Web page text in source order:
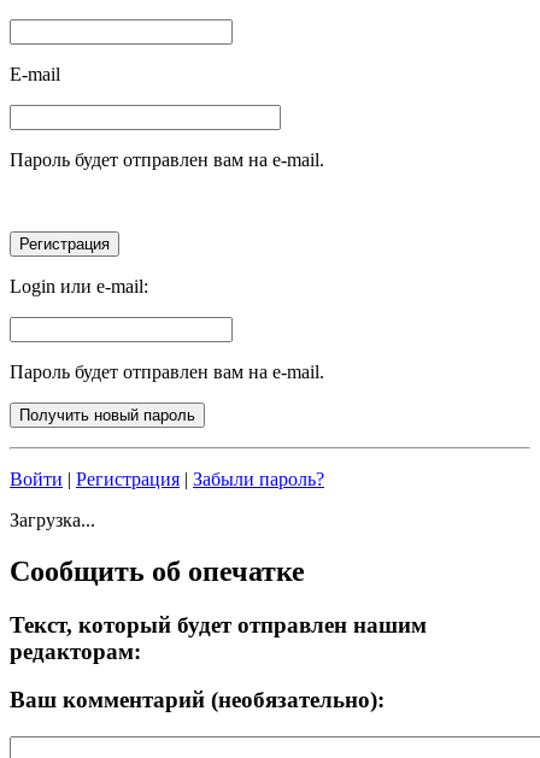
E-mail
Пароль будет отправлен вам на e-mail.
Login или e-mail:
Пароль будет отправлен вам на e-mail.
Войти | Регистрация | Забыли пароль?
Загрузка...
Сообщить об опечатке
Текст, который будет отправлен нашим
редакторам:
Ваш комментарий (необязательно):